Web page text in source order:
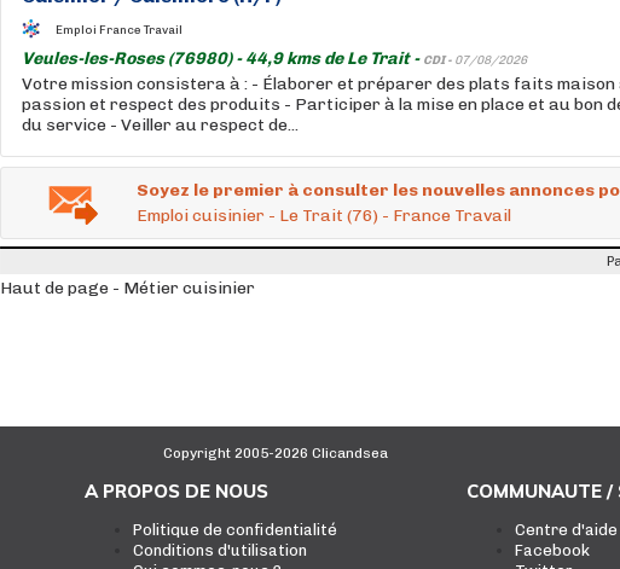
Emploi France Travail
Veules-les-Roses (76980) - 44,9 kms de Le Trait - CDI - 07/08/2026
Votre mission consistera à : - Élaborer et préparer des plats faits maison
passion et respect des produits - Participer à la mise en place et au bon
du service - Veiller au respect de...
Soyez le premier à consulter les nouvelles annonces
Emploi cuisinier - Le Trait (76) - France Travail
Haut de page - Métier cuisinier
Copyright 2005-2026 Clicandsea
A PROPOS DE NOUS
Politique de confidentialité
Conditions d'utilisation
COMMUNAUTE /
Centre d'aide
Facebook